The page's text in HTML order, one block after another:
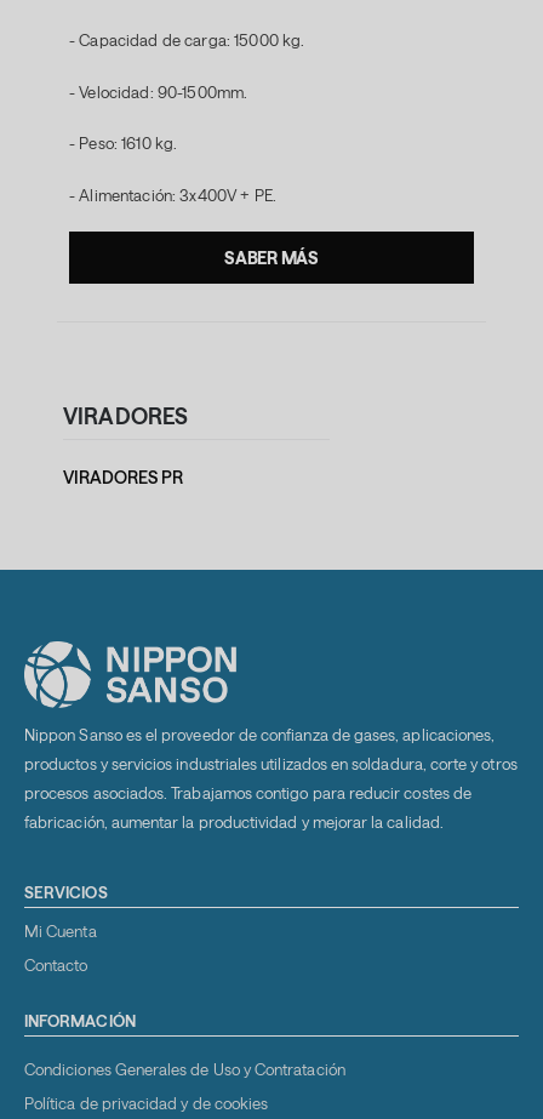
- Capacidad de carga: 15000 kg.
- Velocidad: 90-1500mm.
- Peso: 1610 kg.
- Alimentación: 3x400V + PE.
SABER MÁS
VIRADORES
VIRADORES PR
Nippon Sanso es el proveedor de confianza de gases, aplicaciones,
productos y servicios industriales utilizados en soldadura, corte y otros
procesos asociados. Trabajamos contigo para reducir costes de
fabricación, aumentar la productividad y mejorar la calidad.
SERVICIOS
Mi Cuenta
Contacto
INFORMACIÓN
Condiciones Generales de Uso y Contratación
Política de privacidad y de cookies